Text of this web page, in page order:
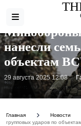
Фото:
https://cdnn21.img.ria.ru/images/07e8/0b/1a/
нанесли
объектам
29 августа 2025 12:08
Главная Новости
групповых ударов по